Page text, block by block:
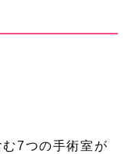
7つの手術室が